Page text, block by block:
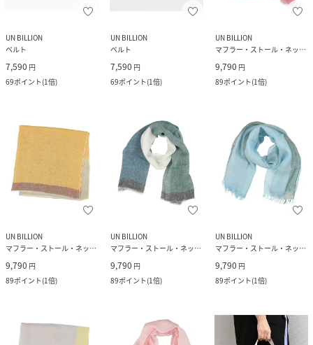
UN BILLION
ベルト
7,590 円
69ポイント(1倍)
UN BILLION
ベルト
7,590 円
69ポイント(1倍)
UN BILLION
マフラー・ストール・ネックウォーマー
9,790 円
89ポイント(1倍)
UN BILLION
マフラー・ストール・ネックウォーマー
9,790 円
89ポイント(1倍)
UN BILLION
マフラー・ストール・ネックウォーマー
9,790 円
89ポイント(1倍)
UN BILLION
マフラー・ストール・ネックウォーマー
9,790 円
89ポイント(1倍)